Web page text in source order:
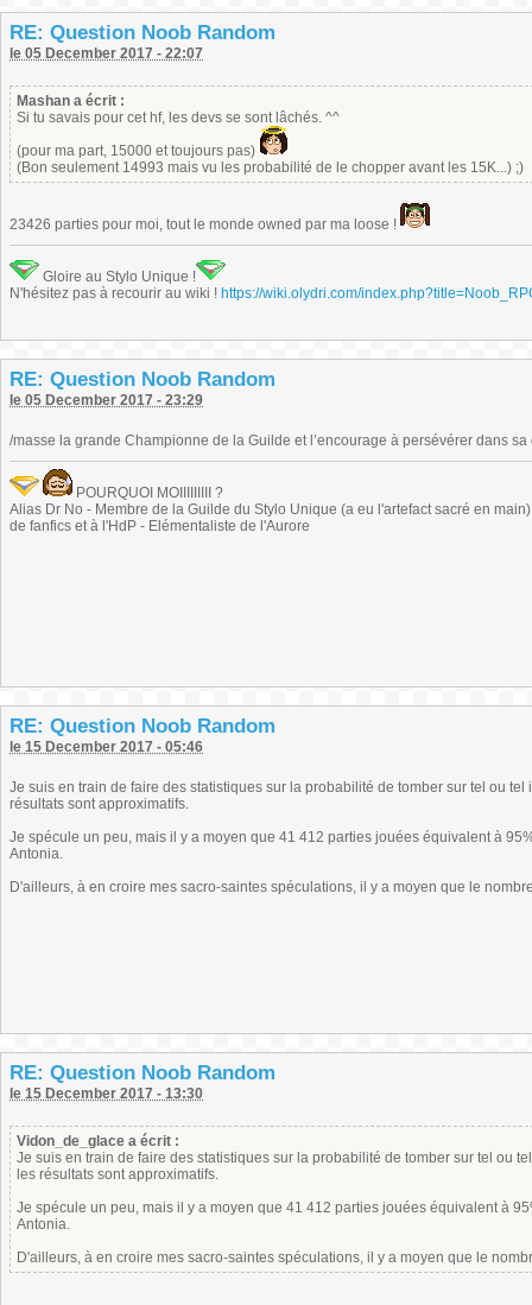
RE: Question Noob Random
le 05 December 2017 - 22:07
Mashan a écrit :
Si tu savais pour cet hf, les devs se sont lâchés. ^^
(pour ma part, 15000 et toujours pas)
(Bon seulement 14993 mais vu les probabilité de le chopper avant les 15K...) ;)
23426 parties pour moi, tout le monde owned par ma loose !
Gloire au Stylo Unique !
N'hésitez pas à recourir au wiki ! https://wiki.olydri.com/
RE: Question Noob Random
le 05 December 2017 - 23:29
/masse la grande Championne de la Guilde et l’encourage à persévérer dans sa
POURQUOI MOIIIIIIIII ?
Alias Dr No - Membre de la Guilde du Stylo Unique (a eu l'artefact sacré en
de fanfics et à l'HdP - Elémentaliste de l'Aurore
RE: Question Noob Random
le 15 December 2017 - 05:46
Je suis en train de faire des statistiques sur la probabilité de tomber sur tel ou
résultats sont approximatifs.
Je spécule un peu, mais il y a moyen que 41 412 parties jouées équivalent à
Antonia.
D'ailleurs, à en croire mes sacro-saintes spéculations, il y a moyen que le
RE: Question Noob Random
le 15 December 2017 - 13:30
Vidon_de_glace a écrit :
Je suis en train de faire des statistiques sur la probabilité de tomber sur tel ou
les résultats sont approximatifs.
Je spécule un peu, mais il y a moyen que 41 412 parties jouées équivalent à
Antonia.
D'ailleurs, à en croire mes sacro-saintes spéculations, il y a moyen que le